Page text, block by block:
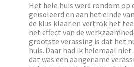
Het hele huis werd rondom op
geïsoleerd en aan het einde
de klus klaar en vertrok het
het effect van de
grootste verassing is dat het
huis. Daar had ik helemaal niet
dat was een aangename